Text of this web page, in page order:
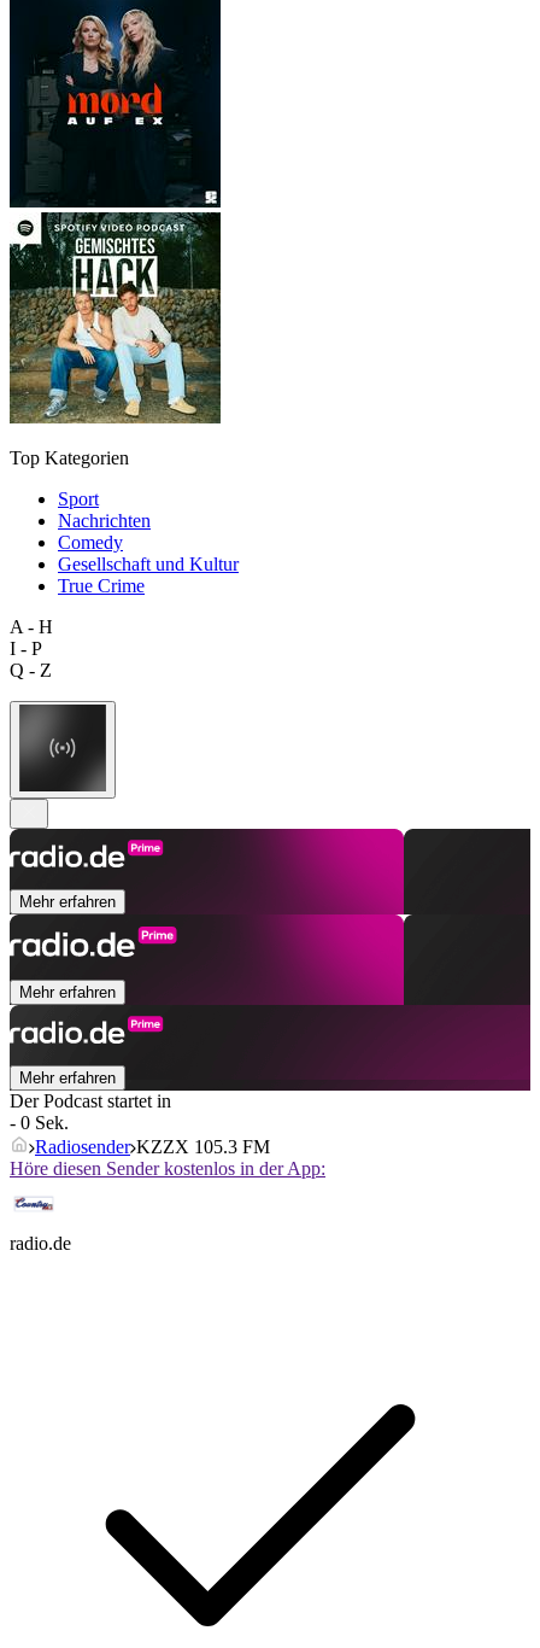
Top Kategorien
Sport
Nachrichten
Comedy
Gesellschaft und Kultur
True Crime
A - H
I - P
Q - Z
Mehr erfahren
Mehr erfahren
Mehr erfahren
Der Podcast startet in
- 0 Sek.
Radiosender KZZX 105.3 FM
Höre diesen Sender kostenlos in der App:
radio.de